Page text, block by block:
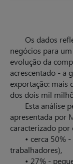
Os dados
negócios para
evolução da
acrescentado - a
exportação: mais
dos dois mil
Esta análise
apresentada por
caracterizado por
• cerca 50%
trabalhadores),
• 27% -